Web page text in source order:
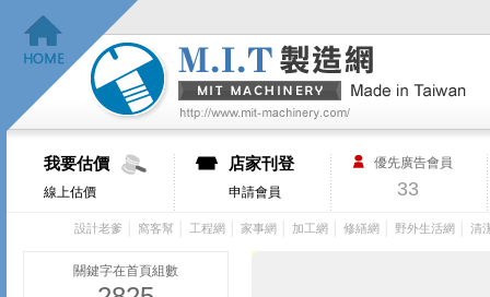
我要估價
線上估價
店家刊登
申請會員
優先廣告會員
33
設計老爹 窩客幫 工程網 家事網 加工網 修繕網 野外生活網 清
關鍵字在首頁組數